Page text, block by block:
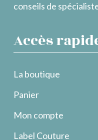
conseils de
Accès
La boutique
Panier
Mon compte
Label Couture